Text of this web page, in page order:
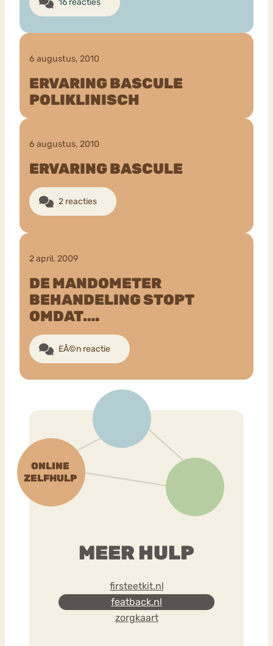
6 augustus, 2010
ERVARING BASCULE
POLIKLINISCH
6 augustus, 2010
ERVARING BASCULE
2 reacties
2 april, 2009
DE MANDOMETER
BEHANDELING STOPT
OMDAT….
EÃ©n reactie
MEER HULP
firsteetkit.nl
featback.nl
zorgkaart